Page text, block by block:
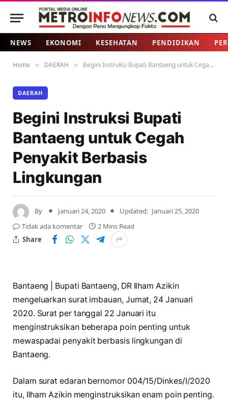
NEWS EKONOMI KESEHATAN PENDIDIKAN
Home » DAERAH » Begini Instruksi Bupati Bantaeng untuk Cegah Penyakit Berbasis Lingkungan
DAERAH
Begini Instruksi Bupati
Bantaeng untuk Cegah
Penyakit Berbasis
Lingkungan
By Januari 24, 2020 Updated: Januari 25, 2020
Tidak ada komentar
2 Mins Read
Share
Bantaeng | Bupati Bantaeng, DR Ilham Azikin
mengeluarkan surat imbauan, Jumat, 24 Januari
2020. Surat per tanggal 22 Januari itu
menginstruksikan beberapa poin penting untuk
mewaspadai penyakit berbasis lingkungan di
Bantaeng.
Dalam surat edaran bernomor 004/15/Dinkes/I/2020
itu, Ilham Azikin menginstruksikan enam poin penting.